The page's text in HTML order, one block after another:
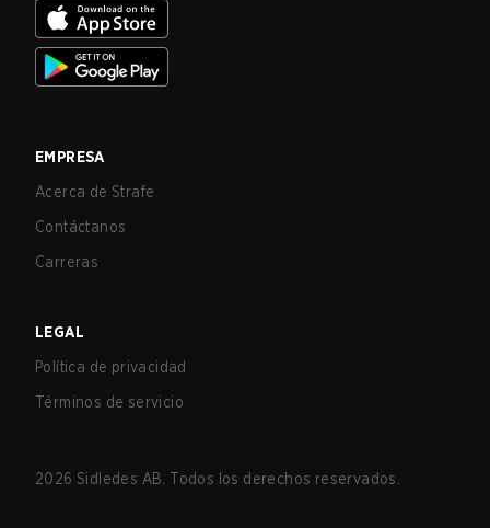
EMPRESA
Acerca de Strafe
Contáctanos
Carreras
LEGAL
Política de privacidad
Términos de servicio
2026 Sidledes AB. Todos los derechos reservados.